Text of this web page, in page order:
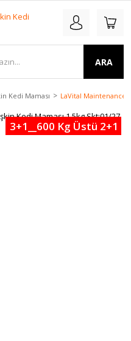
ARA
Kedi Maması LaVital Maintenance
3+1__600 Kg Üstü 2+1